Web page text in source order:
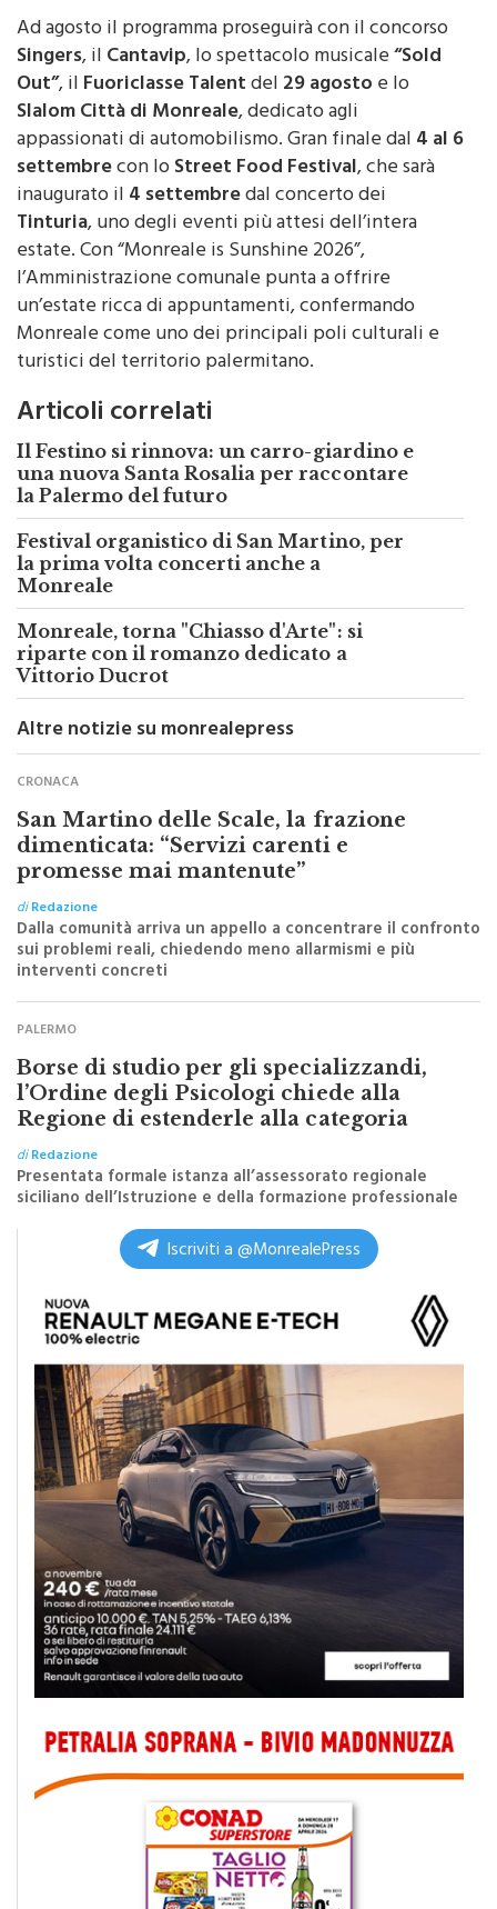
Ad agosto il programma proseguirà con il concorso
Singers, ilCantavip, lo spettacolo musicale“Sold
Out”, ilFuoriclasse Talentdel29 agostoe lo
Slalom Città di Monreale, dedicato agli
appassionati di automobilismo. Gran finale dal4 al 6
settembrecon loStreet Food Festival, che sarà
inaugurato il4 settembredal concerto dei
Tinturia, uno degli eventi più attesi dell’intera
estate. Con “Monreale is Sunshine 2026”,
l’Amministrazione comunale punta a offrire
un’estate ricca di appuntamenti, confermando
Monreale come uno dei principali poli culturali e
turistici del territorio palermitano.
Articoli correlati
Il Festino si rinnova: un carro-giardino e
una nuova Santa Rosalia per raccontare
la Palermo del futuro
Festival organistico di San Martino, per
la prima volta concerti anche a
Monreale
Monreale, torna "Chiasso d'Arte": si
riparte con il romanzo dedicato a
Vittorio Ducrot
Altre notizie su monrealepress
CRONACA
San Martino delle Scale, la frazione
dimenticata: “Servizi carenti e
promesse mai mantenute”
diRedazione
Dalla comunità arriva un appello a concentrare il confronto
sui problemi reali, chiedendo meno allarmismi e più
interventi concreti
PALERMO
Borse di studio per gli specializzandi,
l’Ordine degli Psicologi chiede alla
Regione di estenderle alla categoria
diRedazione
Presentata formale istanza all’assessorato regionale
siciliano dell’Istruzione e della formazione professionale
Iscriviti a @MonrealePress